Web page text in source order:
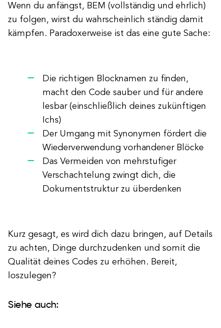
Wenn du anfängst, BEM (vollständig und ehrlich)
zu folgen, wirst du wahrscheinlich ständig damit
kämpfen. Paradoxerweise ist das eine gute Sache:
Die richtigen Blocknamen zu finden,
macht den Code sauber und für andere
lesbar (einschließlich deines zukünftigen
Ichs)
Der Umgang mit Synonymen fördert die
Wiederverwendung vorhandener Blöcke
Das Vermeiden von mehrstufiger
Verschachtelung zwingt dich, die
Dokumentstruktur zu überdenken
Kurz gesagt, es wird dich dazu bringen, auf Details
zu achten, Dinge durchzudenken und somit die
Qualität deines Codes zu erhöhen. Bereit,
loszulegen?
Siehe auch: